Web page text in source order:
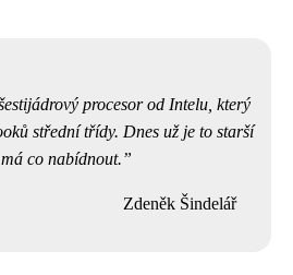
procesor od Intelu, který
střední třídy. Dnes už je to starší
co nabídnout.
Zdeněk Šindelář